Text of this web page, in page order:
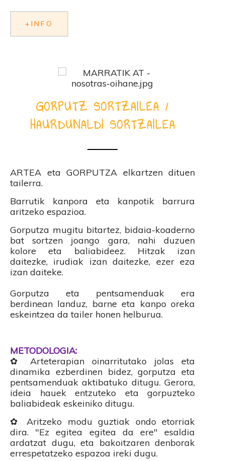
+INFO
GORPUTZ SORTZAILEA /
HAURDUNALDI SORTZAILEA
ARTEA eta GORPUTZA elkartzen dituen
tailerra.
Barrutik kanpora eta kanpotik barrura
aritzeko espazioa.
Gorputza mugitu bitartez, bidaia-koaderno
bat sortzen joango gara, nahi duzuen
kolore eta baliabideez. Hitzak izan
daitezke, irudiak izan daitezke, ezer eza
izan daiteke.
Gorputza eta pentsamenduak era
berdinean landuz, barne eta kanpo oreka
eskeintzea da tailer honen helburua.
METODOLOGIA:
✿ Arteterapian oinarritutako jolas eta
dinamika ezberdinen bidez, gorputza eta
pentsamenduak aktibatuko ditugu. Gerora,
ideia hauek entzuteko eta gorpuzteko
baliabideak eskeiniko ditugu.
✿ Aritzeko modu guztiak ondo etorriak
dira. "Ez egitea egitea da ere" esaldia
ardatzat dugu, eta bakoitzaren denborak
errespetatzeko espazoa ireki dugu.